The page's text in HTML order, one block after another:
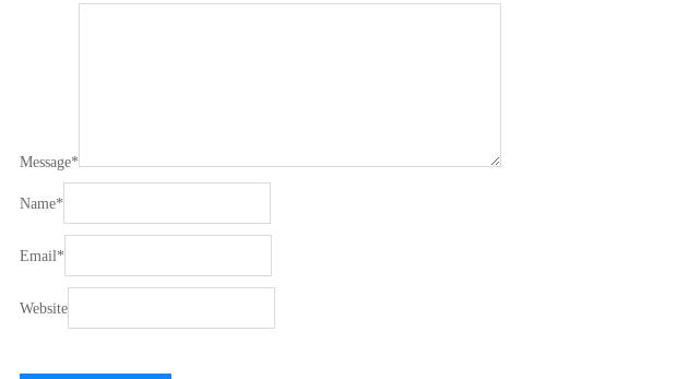
Message*
Name*
Email*
Website